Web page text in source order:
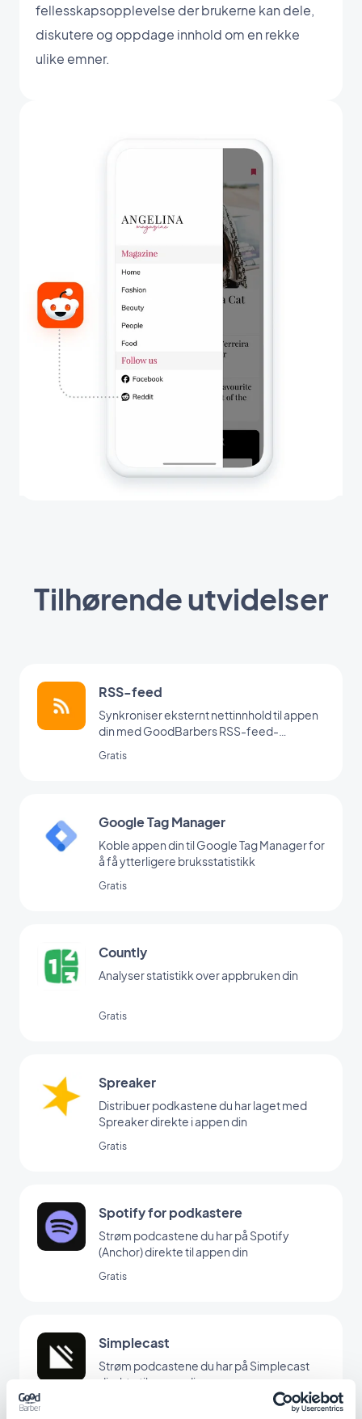
fellesskapsopplevelse der brukerne kan dele,
diskutere og oppdage innhold om en rekke
ulike emner.
Tilhørende utvidelser
RSS-feed
Synkroniser eksternt nettinnhold til appen
din med GoodBarbers RSS-feed-
Gratis
Google Tag Manager
Koble appen din til Google Tag Manager for
å få ytterligere bruksstatistikk
Gratis
Countly
Analyser statistikk over appbruken din
Gratis
Spreaker
Distribuer podkastene du har laget med
Spreaker direkte i appen din
Gratis
Spotify for podkastere
Strøm podcastene du har på Spotify
(Anchor) direkte til appen din
Gratis
Simplecast
Strøm podcastene du har på Simplecast
direkte til appen din